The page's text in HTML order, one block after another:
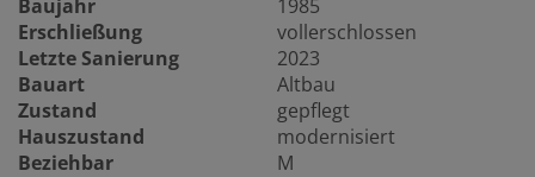
Baujahr
1985
Erschließung
vollerschlossen
Letzte Sanierung
2023
Bauart
Altbau
Zustand
gepflegt
Hauszustand
modernisiert
Beziehbar
M